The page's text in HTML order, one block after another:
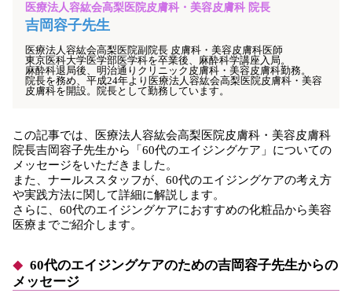
医療法人容紘会高梨医院皮膚科・美容皮膚科 院長
吉岡容子先生
医療法人容紘会高梨医院副院長 皮膚科・美容皮膚科医師
東京医科大学医学部医学科を卒業後、麻酔科学講座入局。
麻酔科退局後、明治通りクリニック皮膚科・美容皮膚科勤務。
院長を務め、平成24年より医療法人容紘会高梨医院皮膚科・美容
皮膚科を開設。院長として勤務しています。
この記事では、医療法人容紘会高梨医院皮膚科・美容皮膚科
院長吉岡容子先生から「60代のエイジングケア」についての
メッセージをいただきました。
また、ナールススタッフが、60代のエイジングケアの考え方
や実践方法に関して詳細に解説します。
さらに、60代のエイジングケアにおすすめの化粧品から美容
医療までご紹介します。
60代のエイジングケアのための吉岡容子先生からの
メッセージ